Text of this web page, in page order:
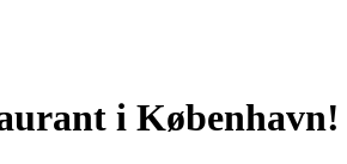
i København!